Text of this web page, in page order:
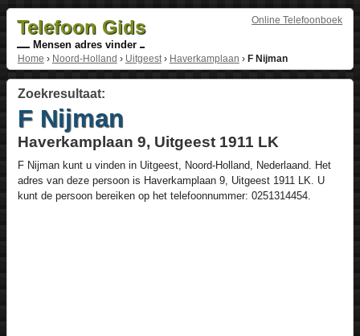
Online Telefoonboek
Telefoon Gids
Mensen adres vinder
Home › Noord-Holland › Uitgeest› Haverkamplaan › F Nijman
Zoekresultaat:
F Nijman
Haverkamplaan 9, Uitgeest 1911 LK
F Nijmankunt u vinden in Uitgeest, Noord-Holland, Nederlaand. Het
adres van deze persoon is Haverkamplaan 9, Uitgeest 1911 LK . U
kunt de persoon bereiken op het telefoonnummer: 0251314454.